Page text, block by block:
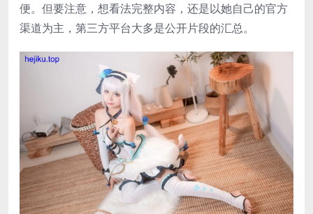
便。但要注意，想看法完整内容，还是以她自己的官方
渠道为主，第三方平台大多是公开片段的汇总。